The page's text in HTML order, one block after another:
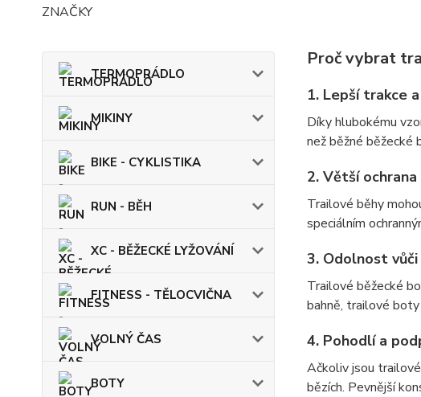
ZNAČKY
TERMOPRÁDLO
MIKINY
BIKE - CYKLISTIKA
RUN - BĚH
XC - BĚŽECKÉ LYŽOVÁNÍ
FITNESS - TĚLOCVIČNA
VOLNÝ ČAS
BOTY
Proč vybrat
1. Lepší trakce
Díky hlubokému
než běžné
2. Větší
Trailové běhy
speciálním
3. Odolnost
Trailové běžecké
bahně, trailové
4. Pohodlí a
Ačkoliv jsou
bězích. Pevnější